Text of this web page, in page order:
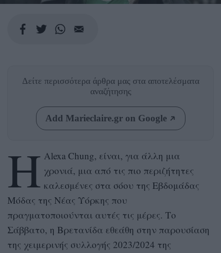
Δείτε περισσότερα άρθρα μας στα αποτελέσματα
αναζήτησης
Add Marieclaire.gr on Google
Η Alexa Chung, είναι, για άλλη μια
χρονιά, μια από τις πιο περιζήτητες
καλεσμένες στα σόου της Εβδομάδας
Μόδας της Νέας Υόρκης που
πραγματοποιούνται αυτές τις μέρες. Το
Σάββατο, η Βρετανίδα εθεάθη στην παρουσίαση
της χειμερινής συλλογής 2023/2024 της